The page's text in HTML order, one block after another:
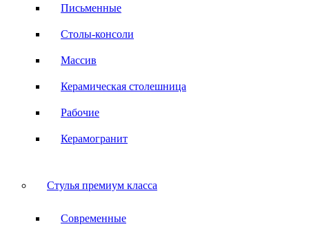
Письменные
Столы-консоли
Массив
Керамическая столешница
Рабочие
Керамогранит
Стулья премиум класса
Современные